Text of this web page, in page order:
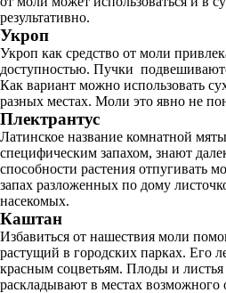
результативно.
Укроп
Укроп как средство от моли
доступностью. Пучки
Как вариант можно использовать
разных местах. Моли это явно не
Плектрантус
Латинское название комнатной
специфическим запахом, знают
способности растения отпугивать
запах разложенных по дому
насекомых.
Каштан
Избавиться от нашествия моли
растущий в городских парках. Его
красным соцветьям. Плоды и
раскладывают в местах возможного